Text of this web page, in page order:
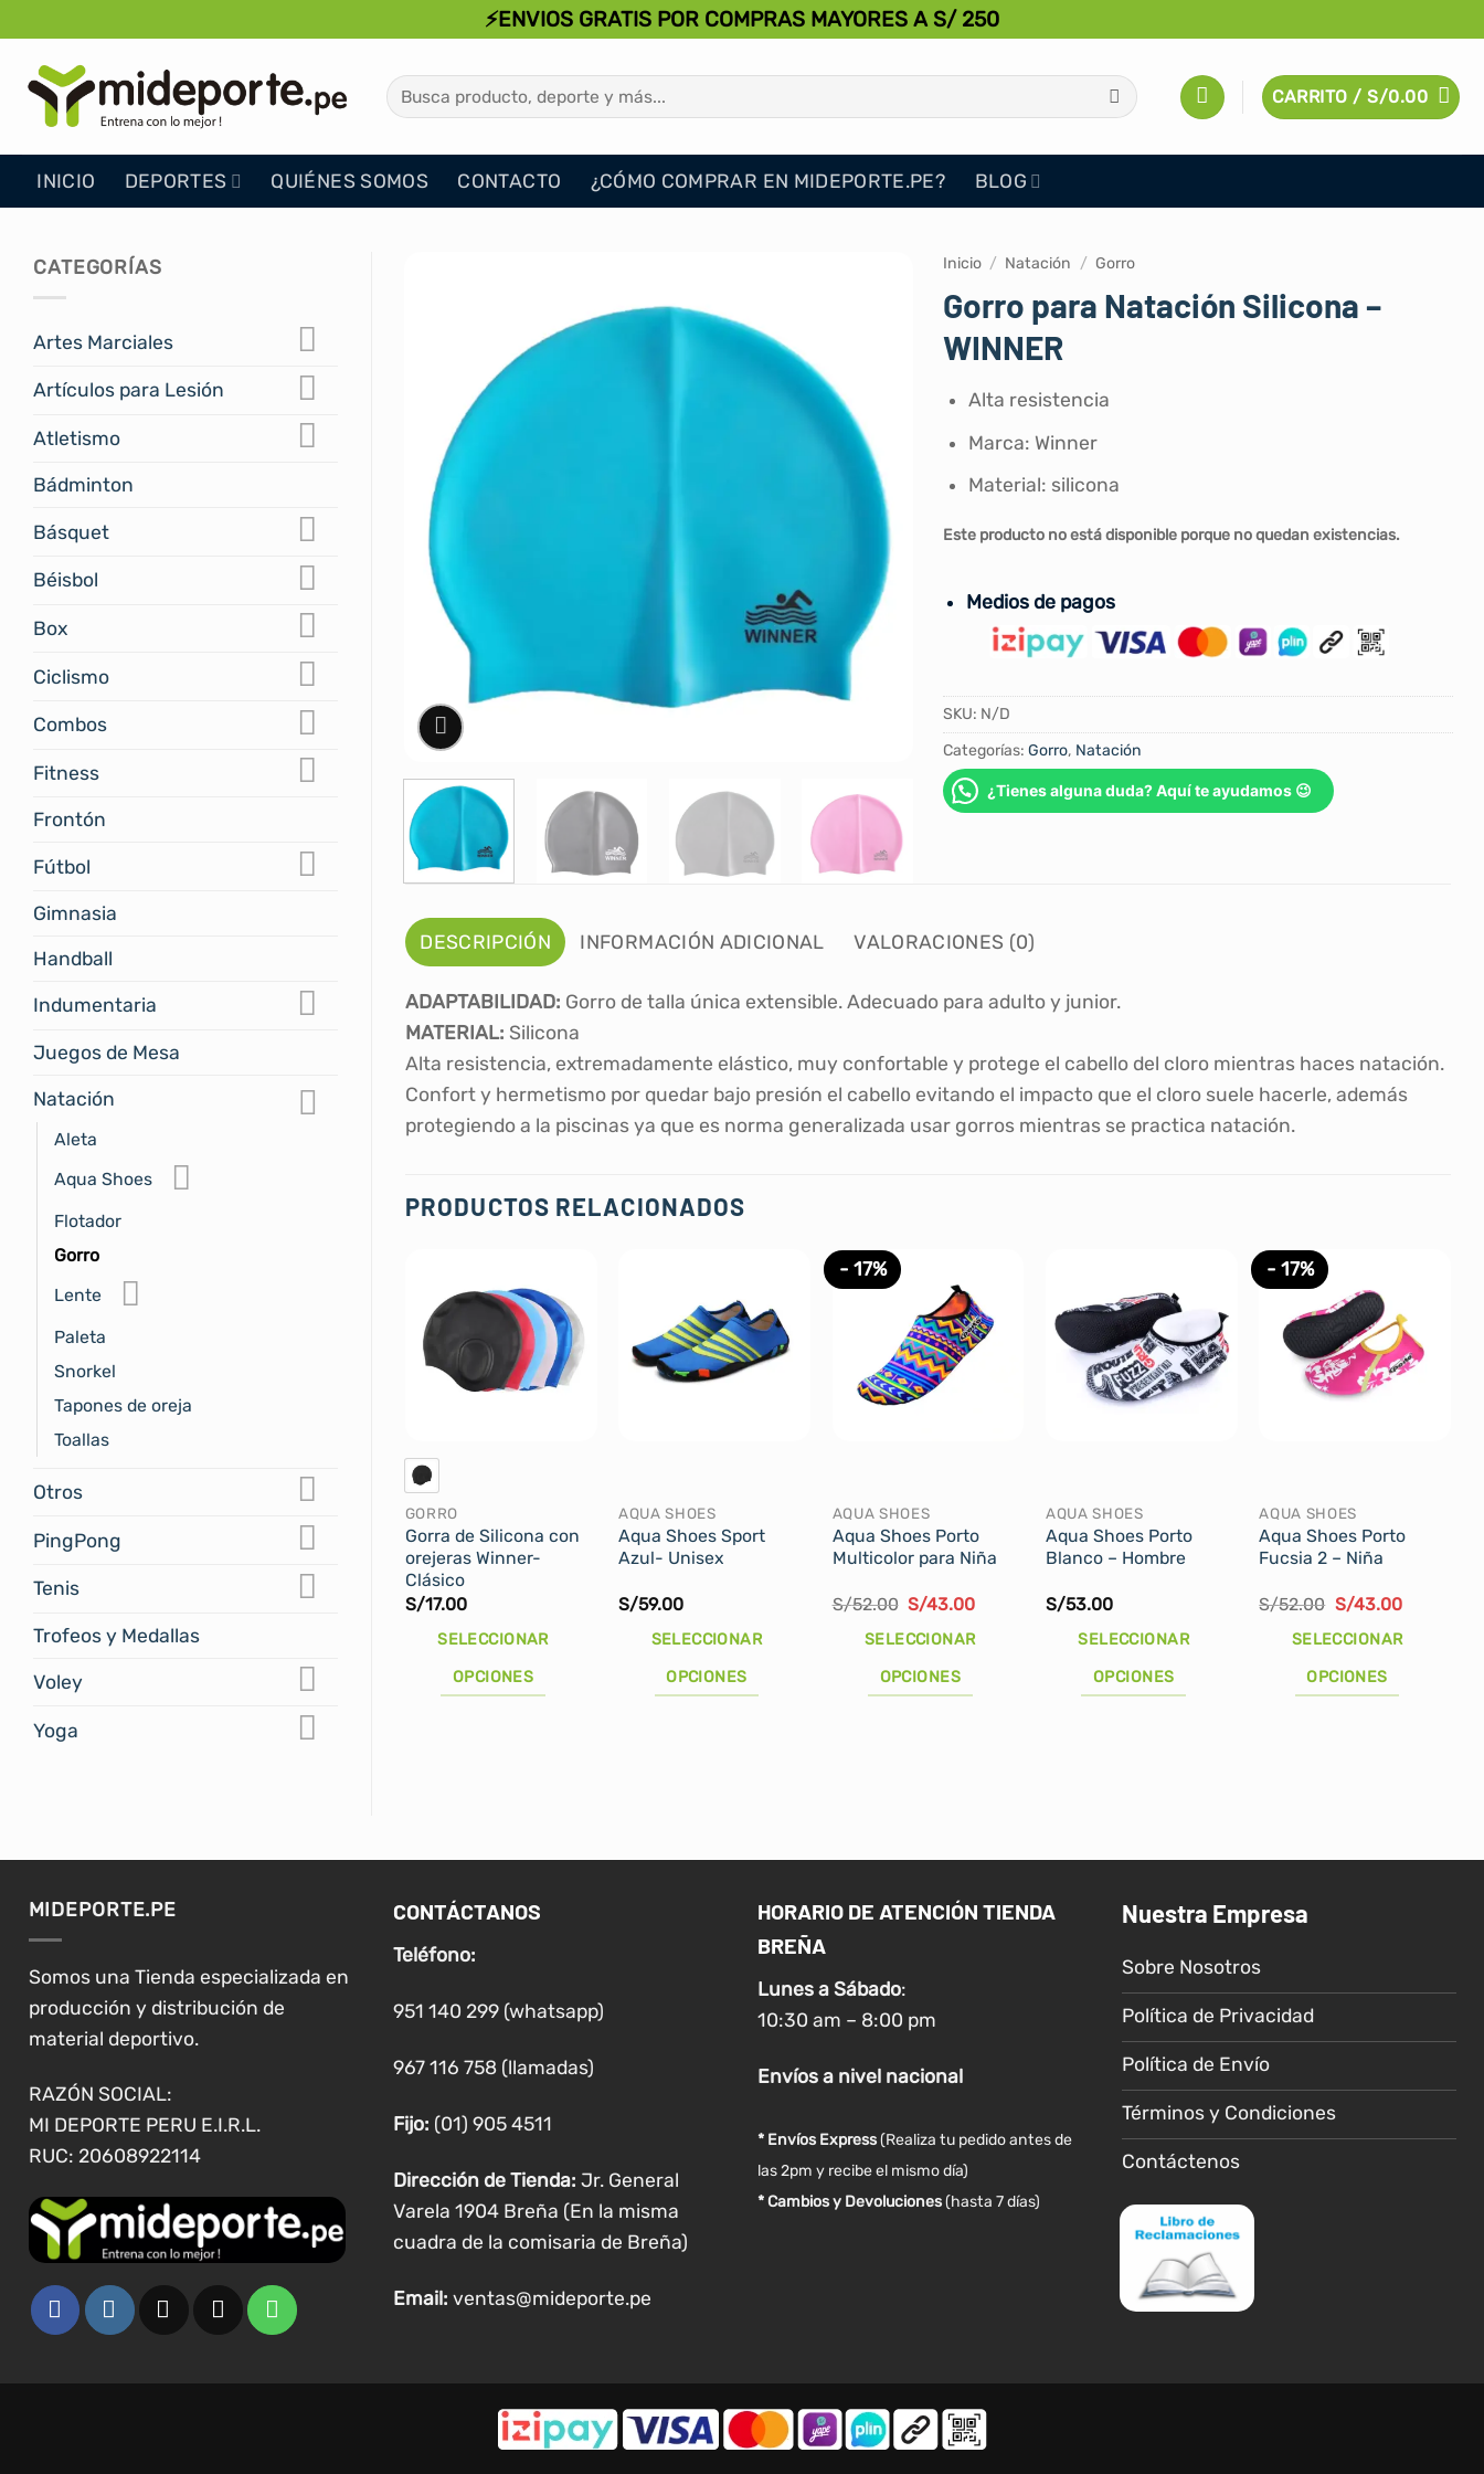
al
contenido
⚡ENVIOS GRATIS POR COMPRAS MAYORES A S/ 250
Buscar
por:
CARRITO /S/0.00
INICIO DEPORTES QUIÉNES SOMOS CONTACTO ¿CÓMO COMPRAR EN MIDEPORTE.PE? BLOG
CATEGORÍAS
Artes Marciales
Artículos para Lesión
Atletismo
Bádminton
Básquet
Béisbol
Box
Ciclismo
Combos
Fitness
Frontón
Fútbol
Gimnasia
Handball
Indumentaria
Juegos de Mesa
Natación
Aleta
Aqua Shoes
Flotador
Gorro
Lente
Paleta
Snorkel
Tapones de oreja
Toallas
Otros
PingPong
Tenis
Trofeos y Medallas
Voley
Yoga
Inicio / Natación / Gorro
Gorro para Natación Silicona –
WINNER
Alta resistencia
Marca: Winner
Material: silicona
Este producto no está disponible porque no quedan existencias.
Medios de pagos
SKU: N/D
Categorías: Gorro, Natación
¿Tienes alguna duda? Aquí te ayudamos 😉
DESCRIPCIÓN INFORMACIÓN ADICIONAL VALORACIONES (0)
ADAPTABILIDAD: Gorro de talla única extensible. Adecuado para adulto y junior.
MATERIAL: Silicona
Alta resistencia, extremadamente elástico, muy confortable y protege el cabello del cloro mientras haces natación.
Confort y hermetismo por quedar bajo presión el cabello evitando el impacto que el cloro suele hacerle, además
protegiendo a la piscinas ya que es norma generalizada usar gorros mientras se practica natación.
PRODUCTOS RELACIONADOS
GORRO
Gorra de Silicona con
orejeras Winner-
Clásico
S/17.00
SELECCIONAR
OPCIONES
se
elegir
la
de
AQUA SHOES
Aqua Shoes Sport
Azul- Unisex
S/59.00
SELECCIONAR
OPCIONES
- 17%
AQUA SHOES
Aqua Shoes Porto
Multicolor para Niña
S/52.00 El
precio
original
S/52.00.
S/43.00El
actual
SELECCIONAR
OPCIONES
se
en
la
de
AQUA SHOES
Aqua Shoes Porto
Blanco – Hombre
S/53.00
SELECCIONAR
OPCIONES
se
- 17%
AQUA SHOES
Aqua Shoes Porto
Fucsia 2 – Niña
S/52.00 El
precio
original
S/52.00.
S/43.00El
actual
SELECCIONAR
OPCIONES
la
página
de
producto
MIDEPORTE.PE
Somos una Tienda especializada en
producción y distribución de
material deportivo.
RAZÓN SOCIAL:
MI DEPORTE PERU E.I.R.L.
RUC: 20608922114
CONTÁCTANOS
Teléfono:
951 140 299 (whatsapp)
967 116 758 (llamadas)
Fijo: (01) 905 4511
Dirección de Tienda: Jr. General
Varela 1904 Breña (En la misma
cuadra de la comisaria de Breña)
Email: ventas@mideporte.pe
HORARIO DE ATENCIÓN TIENDA
BREÑA
Lunes a Sábado:
10:30 am – 8:00 pm
Envíosa nivel nacional
* Envíos Express(Realiza tu pedido antes de
las 2pm y recibe el mismo día)
* Cambios y Devoluciones (hasta 7 días)
Nuestra Empresa
Sobre Nosotros
Política de Privacidad
Política de Envío
Términos y Condiciones
Contáctenos